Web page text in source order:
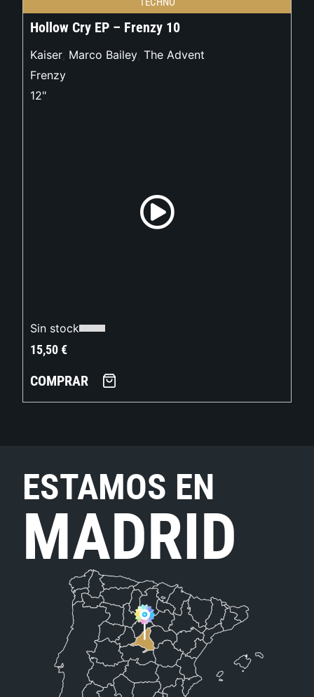
Hollow Cry EP – Frenzy 10
Kaiser, Marco Bailey, The Advent
Frenzy
12"
Sin stock
15,50€
COMPRAR
ESTAMOS EN
MADRID